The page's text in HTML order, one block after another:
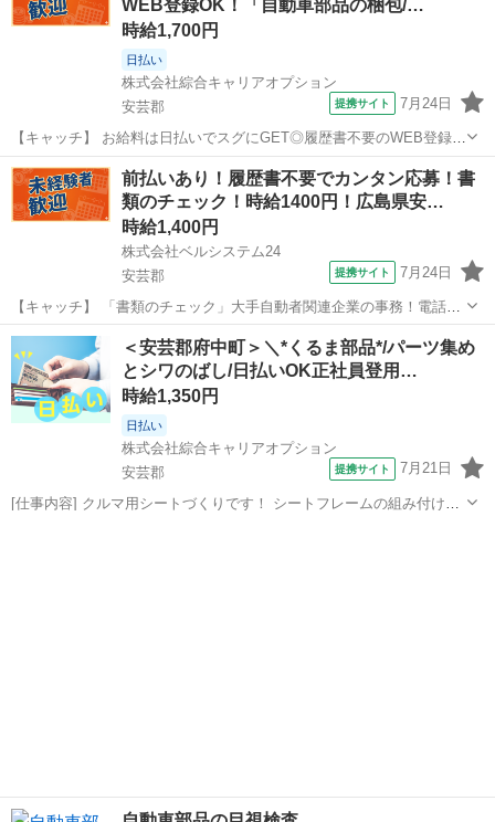
一人ひとりと向き合える...WEB登録OK！「自動車部品の梱包/…
時給1,700円
日払い
株式会社綜合キャリアオプション
安芸郡
提携サイト 7月24日
【キャッチ】 お給料は日払いでスグにGET◎履歴書不要のWEB登録
OK！「自動車部品の梱包/検査」高時給1700円！向洋周辺！20代～40
代のスタッフが多数活躍中★ 【コメント】 製造のお仕事をお探しにお
ススメ♪ 「未経...
広島 安芸郡 仕分け
前払いあり！履歴書不要でカンタン応募！書
類のチェック！時給1400円！広島県安…
時給1,400円
株式会社ベルシステム24
安芸郡
提携サイト 7月24日
【キャッチ】 「書類のチェック」大手自動者関連企業の事務！電話対
応なし！土日祝休み！未経験歓迎 【コメント】 ベルシステム24には経
験や資格一切不問のお仕事も多数(^^♪ ＃扶養内・Wワーク ＃週2のス
キマワーク ＃1日...
広島 安芸郡 一般事務
＜安芸郡府中町＞＼*くるま部品*/パーツ集め
とシワのばし/日払いOK正社員登用…
時給1,350円
日払い
株式会社綜合キャリアオプション
安芸郡
提携サイト 7月21日
[仕事内容] クルマ用シートづくりです！ シートフレームの組み付けか